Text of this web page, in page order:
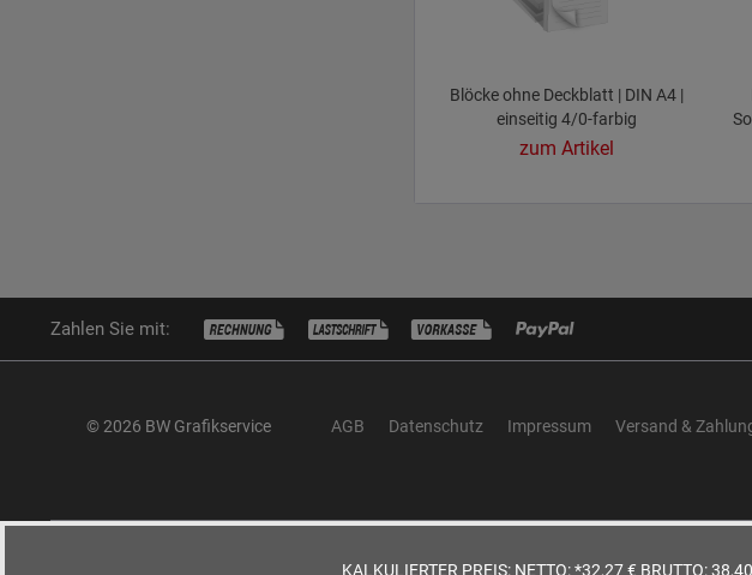
Blöcke ohne Deckblatt | DIN A4 |
einseitig 4/0-farbig
zum Artikel
Zahlen Sie mit:
© 2026 BW Grafikservice AGB Datenschutz Impressum Versand &
KALKULIERTER PREIS: NETTO: *32,27 € BRUTTO: